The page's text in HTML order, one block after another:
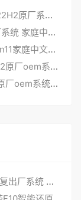
戴尔DELL 灵越Inspiron15-3530 Win11-22H2原厂系统 家庭中文版 原厂oem系统 带一键恢复
戴尔DELL XPS17-9710 Win10-20H2原厂系统 家庭中文版 原厂oem系统 带一键恢复
Lenovo 小新台式电脑-08IRH (90XW) Win11家庭中文版 原厂oem系统
ThinkPad X9-14 GEN1 Win11专业版24H2原厂oem系统（26100）
REDMI Book Pro 16 2025 Win11-24H2 原厂oem系统 恢复镜像
戴尔出厂系统部署工具 戴尔外星人通用恢复出厂系统 DELLDHZ-V6更新